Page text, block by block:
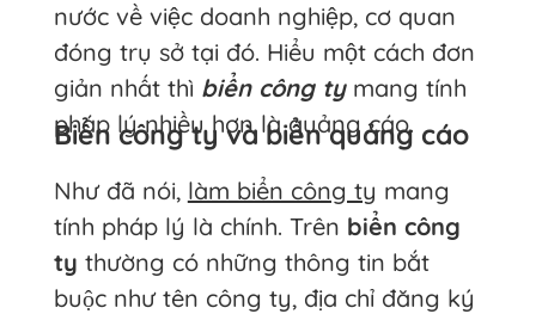
nước về việc doanh nghiệp, cơ quan
đóng trụ sở tại đó. Hiểu một cách đơn
giản nhất thì biển công tymang tính
pháp lý nhiều hơn là quảng cáo.
Biển công ty và biển quảng cáo
Như đã nói, làm biển công ty mang
tính pháp lý là chính. Trên biển công
ty thường có những thông tin bắt
buộc như tên công ty, địa chỉ đăng ký